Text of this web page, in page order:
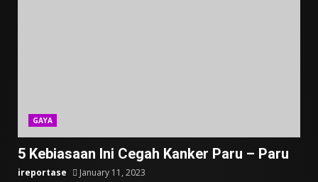
GAYA
5 Kebiasaan Ini Cegah Kanker Paru – Paru
ireportase January 11, 2023